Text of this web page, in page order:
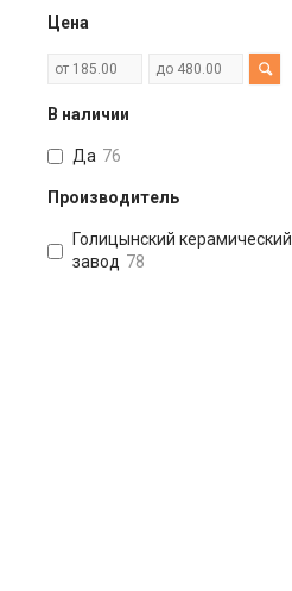
Цена
В наличии
Да 76
Производитель
Голицынский керамический
завод 78